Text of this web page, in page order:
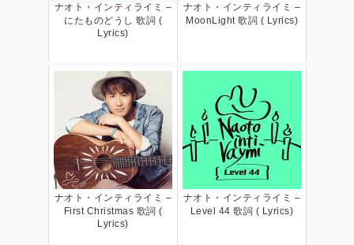
ナオト・インティライミ –
にたものどうし 歌詞 (
Lyrics)
ナオト・インティライミ –
MoonLight 歌詞 ( Lyrics)
ナオト・インティライミ –
First Christmas 歌詞 (
Lyrics)
ナオト・インティライミ –
Level 44 歌詞 ( Lyrics)